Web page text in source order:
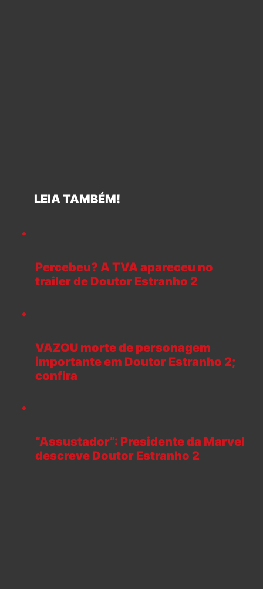
LEIA TAMBÉM!
Percebeu? A TVA apareceu no
trailer de Doutor Estranho 2
VAZOU morte de personagem
importante em Doutor Estranho 2;
confira
“Assustador”: Presidente da Marvel
descreve Doutor Estranho 2